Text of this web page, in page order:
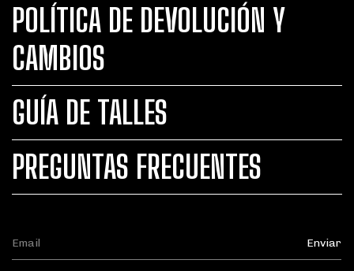
POLÍTICA DE DEVOLUCIÓN Y
CAMBIOS
GUÍA DE TALLES
PREGUNTAS FRECUENTES